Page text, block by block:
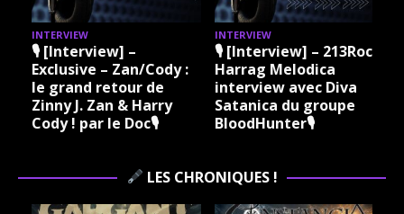
INTERVIEW
🎙 [Interview] –
Exclusive – Zan/Cody :
le grand retour de
Zinny J. Zan & Harry
Cody ! par le Doc🎙
INTERVIEW
🎙 [Interview] – 213Rock
Harrag Melodica
interview avec Diva
Satanica du groupe
BloodHunter🎙
LES CHRONIQUES !